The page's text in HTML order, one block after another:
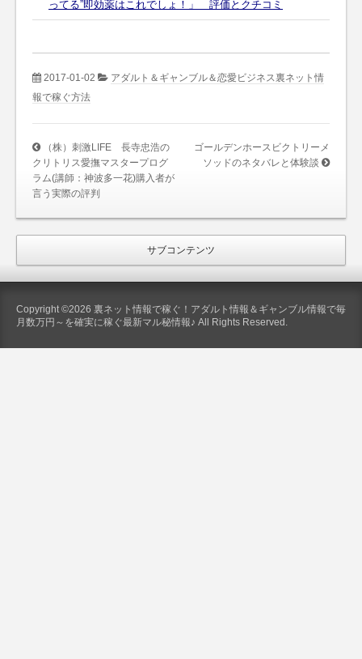
ってる”即効薬はこれでしょ！」 評価とクチコミ
2017-01-02
アダルト＆ギャンブル＆恋愛ビジネス裏ネット情
報で稼ぐ方法
（株）刺激LIFE 長寺忠浩の
クリトリス愛撫マスタープログ
ラム(講師：神波多一花)購入者が
言う実際の評判
ゴールデンホースビクトリーメ
ソッドのネタバレと体験談
サブコンテンツ
Copyright ©2026 裏ネット情報で稼ぐ！アダルト情報＆ギャンブル情報で毎
月数万円～を確実に稼ぐ最新マル秘情報♪ All Rights Reserved.